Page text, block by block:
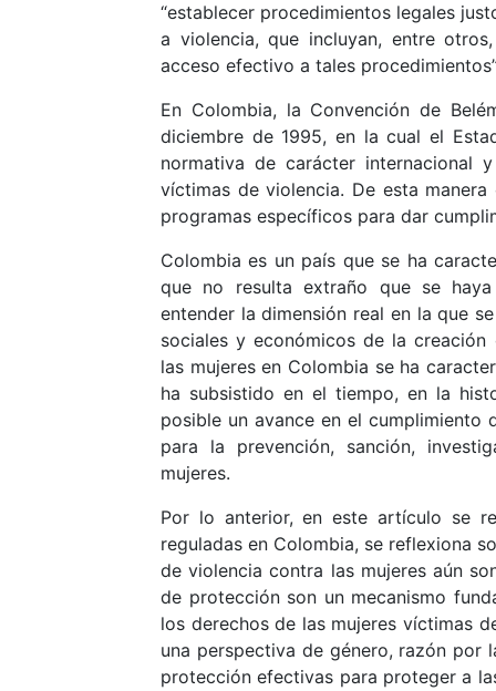
“establecer procedimientos legales
a violencia, que incluyan, entre
acceso efectivo a tales
En Colombia, la Convención de
diciembre de 1995, en la cual el
normativa de carácter internacional
víctimas de violencia. De esta
programas específicos para dar
Colombia es un país que se ha
que no resulta extraño que se
entender la dimensión real en la que
sociales y económicos de la
las mujeres en Colombia se ha
ha subsistido en el tiempo, en la
posible un avance en el cumplimiento
para la prevención, sanción,
mujeres.
Por lo anterior, en este artículo se
reguladas en Colombia, se reflexiona
de violencia contra las mujeres aún
de protección son un mecanismo
los derechos de las mujeres víctimas
una perspectiva de género, razón por
protección efectivas para proteger a